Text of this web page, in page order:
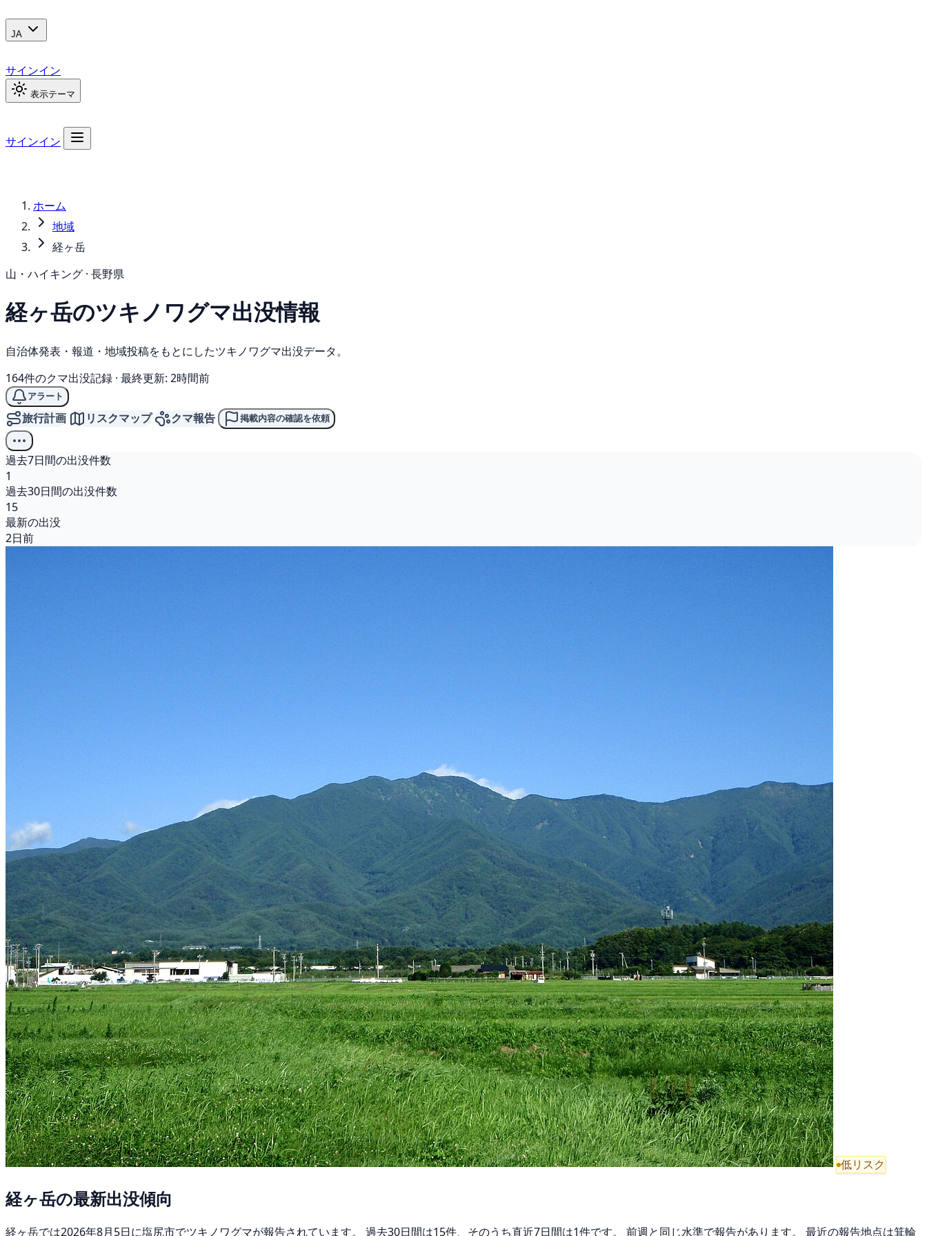
JA
サインイン
表示テーマ
サインイン
ホーム
地域
経ヶ岳
山・ハイキング · 長野県
経ヶ岳のツキノワグマ出没情報
自治体発表・報道・地域投稿をもとにしたツキノワグマ出没データ。
164件のクマ出没記録 · 最終更新: 2時間前
アラート
旅行計画 リスクマップ クマ報告 掲載内容の確認を依頼
過去7日間の出没件数
1
過去30日間の出没件数
15
最新の出没
2日前
低リスク
経ヶ岳の最新出没傾向
経ヶ岳では2026年8月5日に塩尻市でツキノワグマが報告されています。 過去30日間は15件、そのうち直近7日間は1件です。 前週と同じ水準で報告があります。 最近の報告地点は箕輪